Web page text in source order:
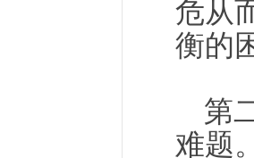
危从
衡的
第
难题